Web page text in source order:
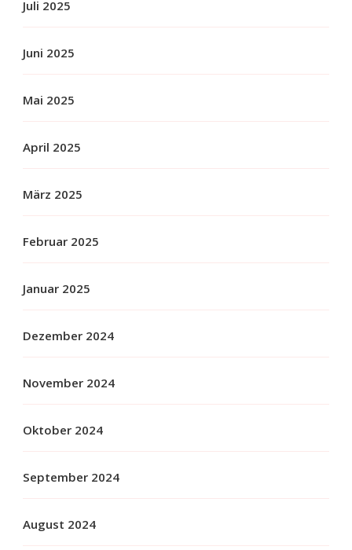
Juli 2025
Juni 2025
Mai 2025
April 2025
März 2025
Februar 2025
Januar 2025
Dezember 2024
November 2024
Oktober 2024
September 2024
August 2024